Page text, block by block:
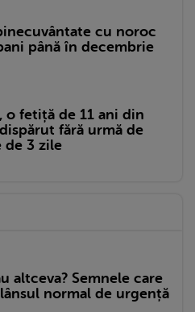
cu noroc
până în decembrie
o fetiță de 11 ani din
fără urmă de
de 3 zile
altceva? Semnele care
normal de urgență